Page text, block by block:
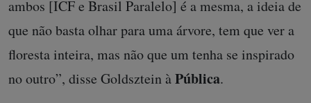
ambos [ICF e Brasil Paralelo] é a mesma, a ideia de
que não basta olhar para uma árvore, tem que ver a
floresta inteira, mas não que um tenha se inspirado
no outro”, disse Goldsztein àPública.